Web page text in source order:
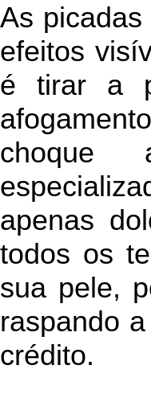
As
efeitos
é tirar a
choque
apenas
todos os
sua pele,
raspando
crédito.